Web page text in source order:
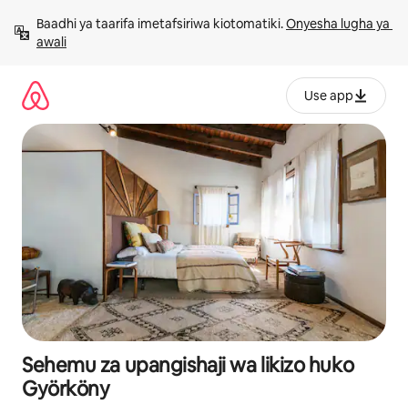
kwenda
kwenye
Baadhi ya taarifa imetafsiriwa kiotomatiki. Onyesha lugha ya
awali
Use app
Sehemu za upangishaji wa likizo huko
Györköny